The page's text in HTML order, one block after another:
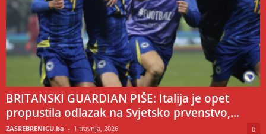
BRITANSKI GUARDIAN PIŠE: Italija je opet
propustila odlazak na Svjetsko prvenstvo,...
ZASREBRENICU.ba - 1 travnja, 2026 0